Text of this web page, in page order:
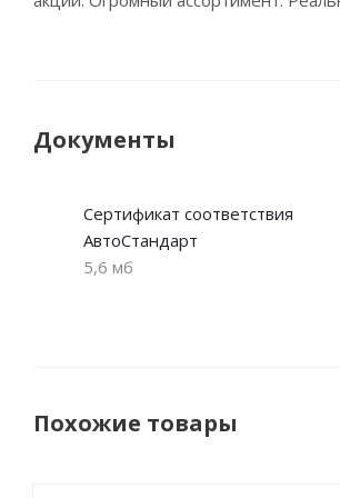
Документы
Сертификат соответствия
АвтоСтандарт
5,6 мб
Похожие товары